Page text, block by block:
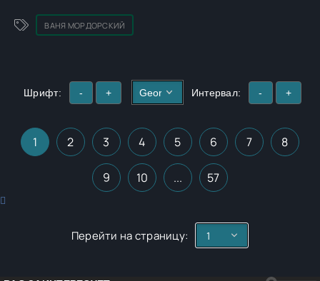
ВАНЯ МОРДОРСКИЙ
Шрифт: - + Интервал: - +
1 2 3 4 5 6 7 8
9 10 ... 57
Перейти на страницу: